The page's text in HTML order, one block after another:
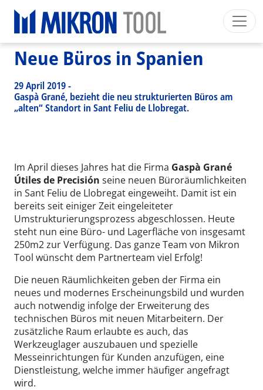
Mikron Group Automation Machining
Deutsch Mein Konto Download
Main navigation
INDUSTRIESEGMENTE
EXPERTISE
INSIDE MIKRON TOOL
Breadcrumb
HOME > NEWS EVENTS > NEWS > NEUE BÜROS IN SPANIEN
Neue Büros in Spanien
29 April 2019-
Gaspà Grané, bezieht die neu strukturierten Büros am
„alten“ Standort in Sant Feliu de Llobregat.
Im April dieses Jahres hat die Firma Gaspà Grané
Útiles de Precisión seine neuen Büroräumlichkeiten
in Sant Feliu de Llobregat eingeweiht. Damit ist ein
bereits seit einiger Zeit eingeleiteter
Umstrukturierungsprozess abgeschlossen. Heute
steht nun eine Büro- und Lagerfläche von insgesamt
250m2 zur Verfügung. Das ganze Team von Mikron
Tool wünscht dem Partnerteam viel Erfolg!
Die neuen Räumlichkeiten geben der Firma ein
neues und modernes Erscheinungsbild und wurden
auch notwendig infolge der Erweiterung des
technischen Büros mit neuen Mitarbeitern. Der
zusätzliche Raum erlaubte es auch, das
Werkzeuglager auszubauen und spezielle
Messeinrichtungen für Kunden anzufügen, eine
Dienstleistung, welche immer häufiger angefragt
wird.